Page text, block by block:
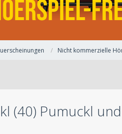
Nicht kommerzielle
(40) Pumuckl